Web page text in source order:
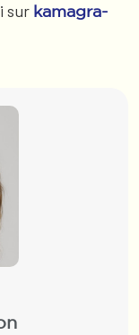
sur kamagra-